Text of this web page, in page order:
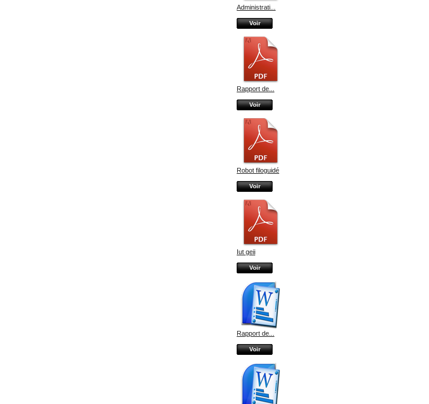
Administrati...
Voir
Rapport de...
Voir
Robot filoguidé
Voir
Iut geii
Voir
Rapport de...
Voir